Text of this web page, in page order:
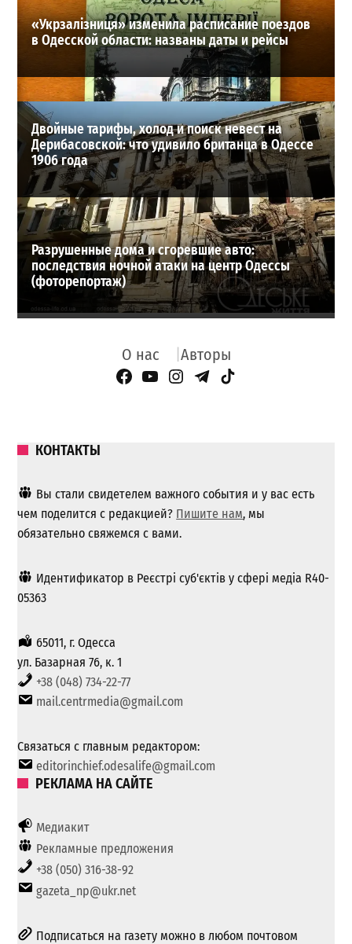
«Укрзалізниця» изменила расписание поездов
в Одесской области: названы даты и рейсы
Двойные тарифы, холод и поиск невест на
Дерибасовской: что удивило британца в Одессе
1906 года
Разрушенные дома и сгоревшие авто:
последствия ночной атаки на центр Одессы
(фоторепортаж)
О нас Авторы
Facebook Page
YouTube
Instagram
Telegram
TikTok
КОНТАКТЫ
Вы стали свидетелем важного события и у вас есть
чем поделится с редакцией? Пишите нам, мы
обязательно свяжемся с вами.
Идентификатор в Реєстрі суб'єктів у сфері медіа R40-
05363
65011, г. Одесса
ул. Базарная 76, к. 1
+38 (048) 734-22-77
mail.centrmedia@gmail.com
Связаться с главным редактором:
editorinchief.odesalife@gmail.com
РЕКЛАМА НА САЙТЕ
Медиакит
Рекламные предложения
+38 (050) 316-38-92
gazeta_np@ukr.net
Подписаться на газету можно в любом почтовом